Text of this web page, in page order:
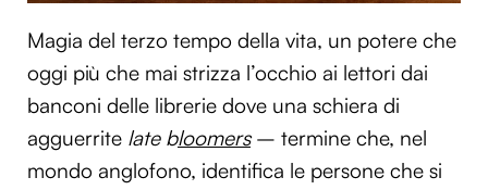
Magia del terzo tempo della vita, un potere che
oggi più che mai strizza l’occhio ai lettori dai
banconi delle librerie dove una schiera di
agguerrite late bloomers– termine che, nel
mondo anglofono, identifica le persone che si